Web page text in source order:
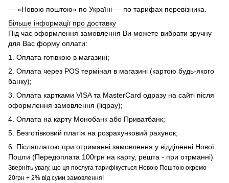
— «Новою поштою» по Україні — по тарифах перевізника.
Більше інформації про доставку
Під час оформлення замовлення Ви можете вибрати зручну
для Вас форму оплати:
1. Оплата готівкою в магазині;
2. Оплата через POS термінал в магазині (картою будь-якого
банку);
3. Оплата картками VISA та MasterCard одразу на сайті після
оформлення замовлення (liqpay);
4. Оплата на карту Монобанк або Приватбанк;
5. Безготівковий платіж на розрахунковий рахунок;
6. Післяплатою при отриманні замовлення у відділенні Нової
Пошти (Передоплата 100грн на карту, решта - при отрманні)
Зверніть увагу, що ця послуга тарифікується Новою Поштою окремо
20грн + 2% від суми замовлення!